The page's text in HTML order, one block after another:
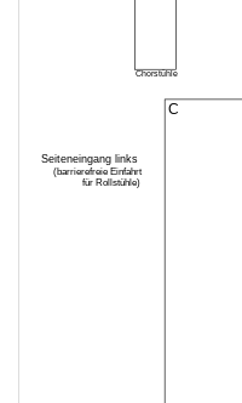
Chorstühle
C
Seiteneingang links
(barrierefreie Einfahrt
für Rollstühle)